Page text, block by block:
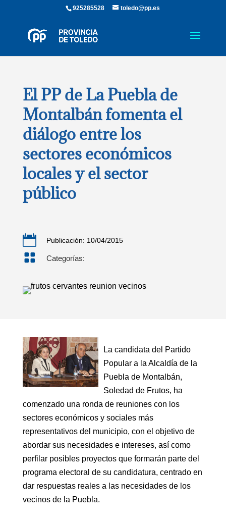
925285528 toledo@pp.es
El PP de La Puebla de
Montalbán fomenta el
diálogo entre los
sectores económicos
locales y el sector
público
 Publicación: 10/04/2015
 Categorías:
La candidata del Partido
Popular a la Alcaldía de la
Puebla de Montalbán,
Soledad de Frutos, ha
comenzado una ronda de reuniones con los
sectores económicos y sociales más
representativos del municipio, con el objetivo de
abordar sus necesidades e intereses, así como
perfilar posibles proyectos que formarán parte del
programa electoral de su candidatura, centrado en
dar respuestas reales a las necesidades de los
vecinos de la Puebla.